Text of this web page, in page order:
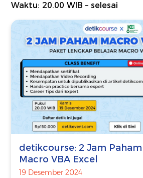
Waktu: 20.00 WIB – selesai
detikcourse: 2 Jam Paham
Macro VBA Excel
19 Desember 2024